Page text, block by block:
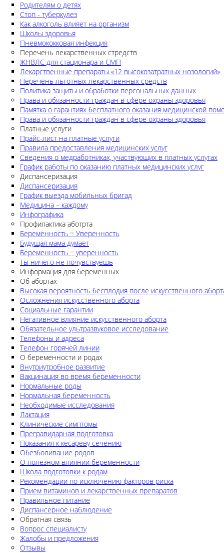
Родителям о детях
Стоп - туберкулез
Как алкоголь влияет на организм
Школы здоровья
Пневмококковая инфекция
Перечень лекарственных стредств
ЖНВЛС для стационара и СМП
Лекарственные препараты «12 высокозатратных нозологий»
Перечень льготных лекарственных средств
Политика защиты и обработки персональных данных
Права и обязанности граждан в сфере охраны здоровья
Памятка о гарантиях бесплатного оказания медицинской
Права и обязанности граждан в сфере охраны здоровья
Платные услуги
Прайс-лист на платные услуги
Правила предоставления медицинских услуг
Сведения о медработниках, участвующих в платных услугах
График работы по оказанию платных медицинских услуг
Диспансеризация
Диспансеризация
График выезда мобильных бригад
Медицина – каждому
Инфографика
Профилактика аботрта
Беременность = Уверенность
Будущая мама думает
Беременность = уверенность
Ты ничего не почувствуешь
Информация для беременных
Об абортах
Высокая вероятность бесплодия после искусственного
Осложнения искусственного аборта
Социальные гарантии
Негативное влияние искусственного аборта
Обязательное ультразвуковое исследование
Телефоны и адреса
Телефон горячей линии
О беременности и родах
Внутриутробное развитие
Вакцинация во время беременности
Нормальные роды
Нормальная беременность
Необходимые исследования
Лактация
Клинические симптомы
Прегравидарная подготовка
Показания к кесареву сечению
Обезболивание родов
О полезном влиянии беременности
Школа подготовки к родам
Рекомендации по исключению факторов риска
Прием витаминов и лекарственных препаратов
Правильное питание
Диспансерное наблюдение
Обратная связь
Вопрос специалисту
Жалобы и предложения
Отзывы